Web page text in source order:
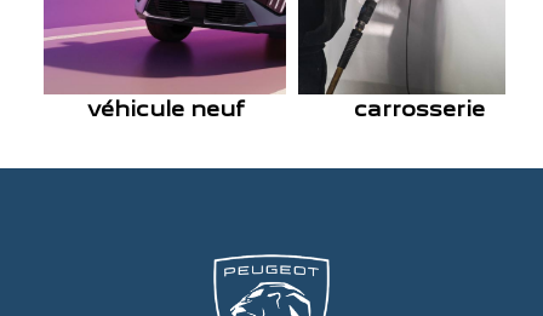
véhicule neuf carrosserie